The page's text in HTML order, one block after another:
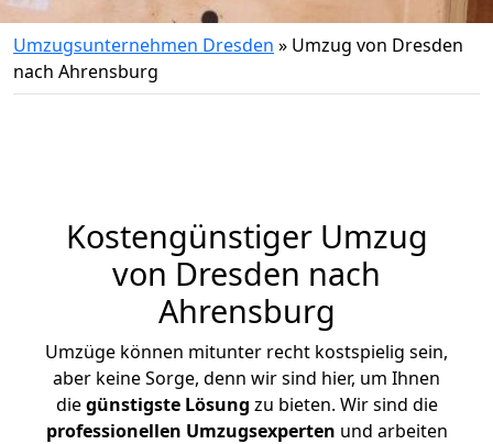
Umzugsunternehmen Dresden » Umzug von Dresden
nach Ahrensburg
Kostengünstiger Umzug
von Dresden nach
Ahrensburg
Umzüge können mitunter recht kostspielig sein,
aber keine Sorge, denn wir sind hier, um Ihnen
diegünstigste Lösung zu bieten. Wir sind die
professionellen Umzugsexperten und arbeiten